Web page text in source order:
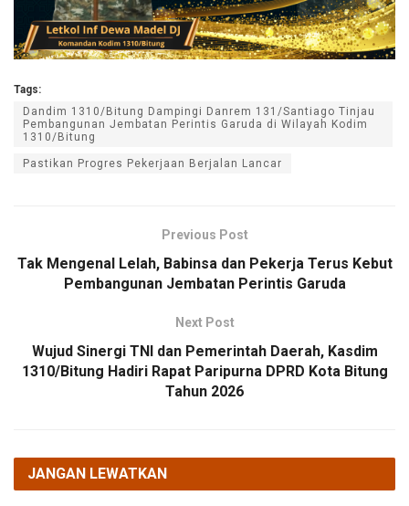
Tags:
Dandim 1310/Bitung Dampingi Danrem 131/Santiago Tinjau
Pembangunan Jembatan Perintis Garuda di Wilayah Kodim
1310/Bitung
Pastikan Progres Pekerjaan Berjalan Lancar
Previous Post
Tak Mengenal Lelah, Babinsa dan Pekerja Terus Kebut
Pembangunan Jembatan Perintis Garuda
Next Post
Wujud Sinergi TNI dan Pemerintah Daerah, Kasdim
1310/Bitung Hadiri Rapat Paripurna DPRD Kota Bitung
Tahun 2026
JANGAN LEWATKAN